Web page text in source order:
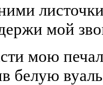
мой
мою
белую